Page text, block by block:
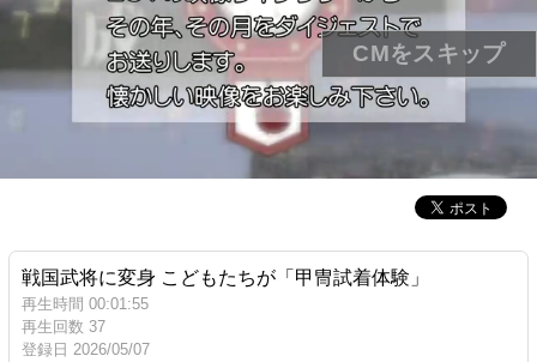
戦国武将に変身 こどもたちが「甲冑試着体験」
再生時間 00:01:55
再生回数 37
登録日 2026/05/07